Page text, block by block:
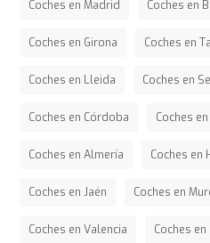
Coches en Madrid Coches en
Coches en Girona Coches en
Coches en Lleida Coches en
Coches en Córdoba Coches
Coches en Almería Coches en
Coches en Jaén Coches en
Coches en Valencia Coches en